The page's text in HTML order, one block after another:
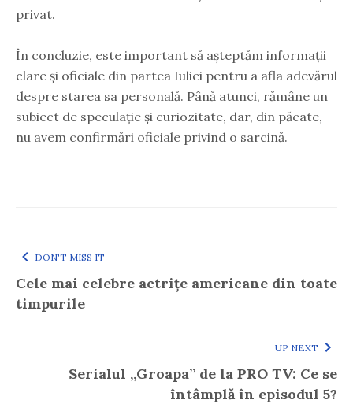
privat.
În concluzie, este important să așteptăm informații
clare și oficiale din partea Iuliei pentru a afla adevărul
despre starea sa personală. Până atunci, rămâne un
subiect de speculație și curiozitate, dar, din păcate,
nu avem confirmări oficiale privind o sarcină.
DON'T MISS IT
Cele mai celebre actrițe americane din toate
timpurile
UP NEXT
Serialul „Groapa” de la PRO TV: Ce se
întâmplă în episodul 5?